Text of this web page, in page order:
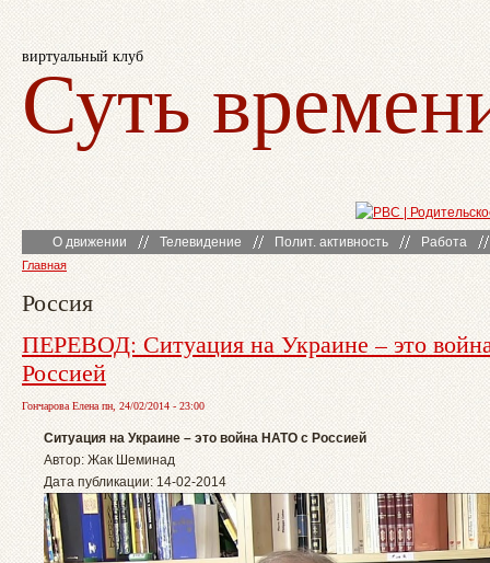
виртуальный клуб
Суть
О движении Телевидение Полит. активность Работа
Главная
Россия
ПЕРЕВОД: Ситуация на Украине – это
Россией
Гончарова Елена пн, 24/02/2014 - 23:00
Ситуация на Украине – это война НАТО с Россией
Автор: Жак Шеминад
Дата публикации: 14-02-2014